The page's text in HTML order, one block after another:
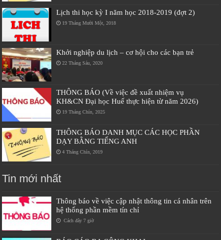
Lịch thi học kỳ I năm học 2018-2019 (đợt 2)
19 Tháng Mười Một, 2018
Khởi nghiệp du lịch – cơ hội cho các bạn trẻ
22 Tháng Sáu, 2020
THÔNG BÁO (Về việc đề xuất nhiệm vụ
KH&CN Đại học Huế thực hiện từ năm 2026)
19 Tháng Chín, 2025
THÔNG BÁO DANH MỤC CÁC HỌC PHẦN
DẠY BẰNG TIẾNG ANH
4 Tháng Chín, 2019
Tin mới nhất
Thông báo về việc cập nhật thông tin cá nhân trên
hệ thống phần mềm tín chỉ
Cách đây 7 giờ